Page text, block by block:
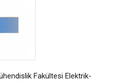
Fakültesi Elektrik-